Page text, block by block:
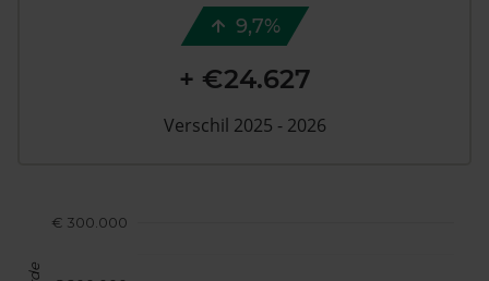
€ 300.000
9,7%
+ €24.627
Verschil 2025 - 2026